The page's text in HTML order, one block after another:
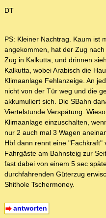
DT
PS: Kleiner Nachtrag. Kaum ist
angekommen, hat der Zug
Zug in Kalkutta, und drinnen
Kalkutta, wobei Arabisch die
Klimaanlage Fehlanzeige. An
nicht von der Tür weg und die
akkumuliert sich. Die SBahn
Viertelstunde Verspätung.
Klimaanlage einzuschalten,
nur 2 auch mal 3 Wagen
Hbf dann rennt eine "Fachkraft"
Fahrgäste am Bahnsteig zur
fast dabei von einem 5 sec
durchfahrenden Güterzug
Shithole Tschermoney.
antworten